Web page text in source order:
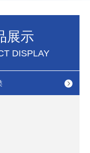
展示
DISPLAY